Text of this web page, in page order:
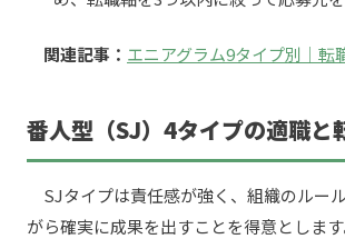
関連記事： エニアグラム9タイプ別｜転
番人型（SJ）4タイプの適職と
SJタイプは責任感が強く、組織のルー
がら確実に成果を出すことを得意としま